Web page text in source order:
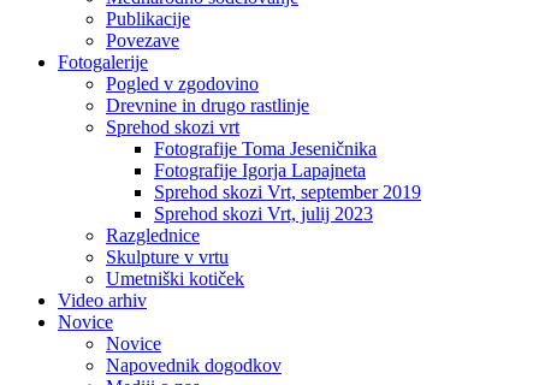
Publikacije
Povezave
Fotogalerije
Pogled v zgodovino
Drevnine in drugo rastlinje
Sprehod skozi vrt
Fotografije Toma Jeseničnika
Fotografije Igorja Lapajneta
Sprehod skozi Vrt, september 2019
Sprehod skozi Vrt, julij 2023
Razglednice
Skulpture v vrtu
Umetniški kotiček
Video arhiv
Novice
Novice
Napovednik dogodkov